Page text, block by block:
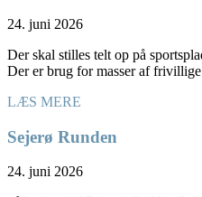
24. juni 2026
Der skal stilles telt op på
Der er brug for masser af
LÆS MERE
Sejerø Runden
24. juni 2026